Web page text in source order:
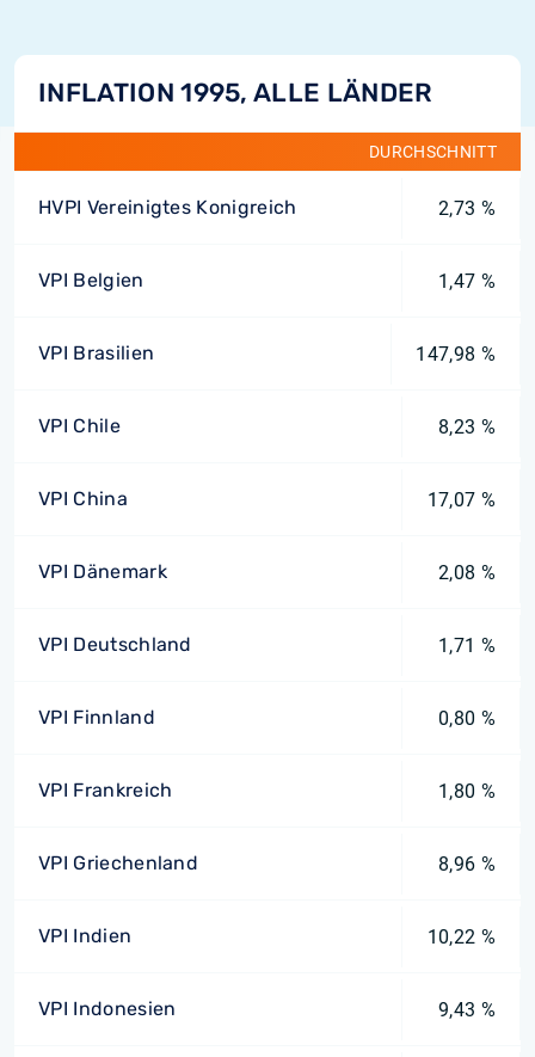
INFLATION 1995, ALLE LÄNDER
DURCHSCHNITT
HVPI Vereinigtes Konigreich 2,73 %
VPI Belgien 1,47 %
VPI Brasilien 147,98 %
VPI Chile 8,23 %
VPI China 17,07 %
VPI Dänemark 2,08 %
VPI Deutschland 1,71 %
VPI Finnland 0,80 %
VPI Frankreich 1,80 %
VPI Griechenland 8,96 %
VPI Indien 10,22 %
VPI Indonesien 9,43 %